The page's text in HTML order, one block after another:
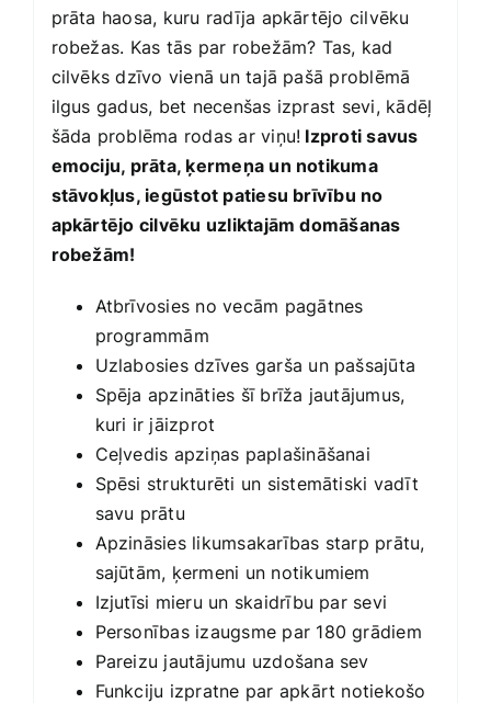
prāta haosa, kuru radīja apkārtējo cilvēku
robežas. Kas tās par robežām? Tas, kad
cilvēks dzīvo vienā un tajā pašā problēmā
ilgus gadus, bet necenšas izprast sevi, kādēļ
šāda problēma rodas ar viņu! Izproti savus
emociju, prāta, ķermeņa un notikuma
stāvokļus, iegūstot patiesu brīvību no
apkārtējo cilvēku uzliktajām domāšanas
robežām!
Atbrīvosies no vecām pagātnes
programmām
Uzlabosies dzīves garša un pašsajūta
Spēja apzināties šī brīža jautājumus,
kuri ir jāizprot
Ceļvedis apziņas paplašināšanai
Spēsi strukturēti un sistemātiski vadīt
savu prātu
Apzināsies likumsakarības starp prātu,
sajūtām, ķermeni un notikumiem
Izjutīsi mieru un skaidrību par sevi
Personības izaugsme par 180 grādiem
Pareizu jautājumu uzdošana sev
Funkciju izpratne par apkārt notiekošo